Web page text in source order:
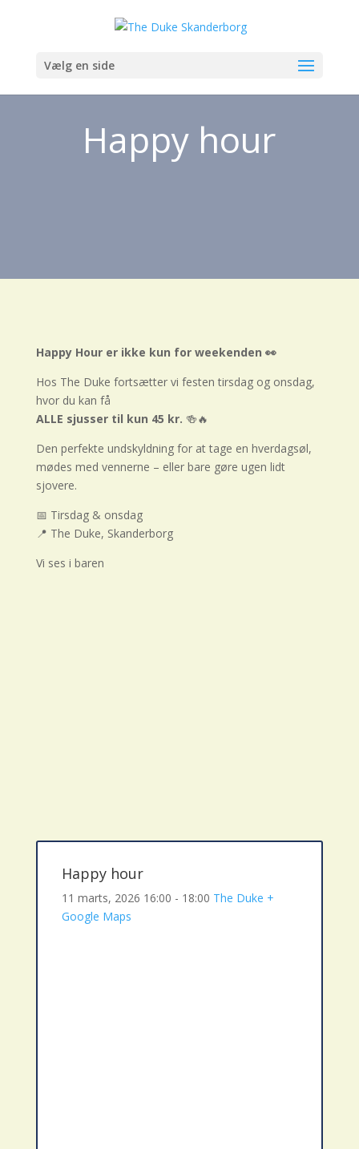
Vælg en side
Happy hour
Happy Hour er ikke kun for weekenden 👀
Hos The Duke fortsætter vi festen tirsdag og onsdag,
hvor du kan få
ALLE sjusser til kun 45 kr. 🍻🔥
Den perfekte undskyldning for at tage en hverdagsøl,
mødes med vennerne – eller bare gøre ugen lidt
sjovere.
📅 Tirsdag & onsdag
📍 The Duke, Skanderborg
Vi ses i baren
Happy hour
11 marts, 2026 16:00 - 18:00 The Duke +
Google Maps